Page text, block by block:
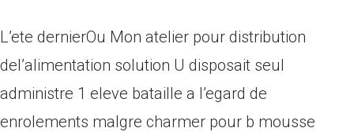
L’ete dernierOu Mon atelier pour distribution
del’alimentation solution U disposait seul
administre 1 eleve bataille a l’egard de
enrolements malgre charmer pour b mousse